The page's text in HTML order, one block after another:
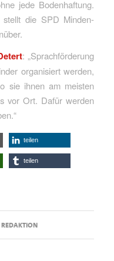
jede Bodenhaftung.
stellt die SPD Minden-
: „Sprachförderung
organisiert werden,
sie ihnen am meisten
vor Ort. Dafür werden
teilen
teilen
REDAKTION